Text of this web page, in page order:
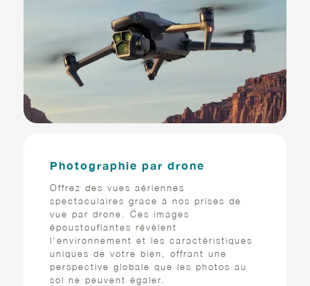
Photographie par drone
Offrez des vues aériennes
spectaculaires grâce à nos prises de
vue par drone. Ces images
époustouflantes révèlent
l’environnement et les caractéristiques
uniques de votre bien, offrant une
perspective globale que les photos au
sol ne peuvent égaler.